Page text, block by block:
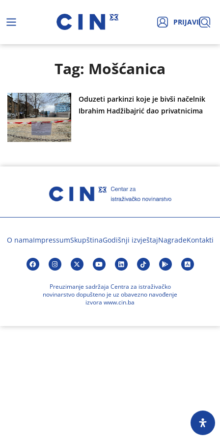
PRIJAVI
Tag: Mošćanica
Oduzeti parkinzi koje je bivši načelnik
Ibrahim Hadžibajrić dao privatnicima
O namaImpressumSkupštinaGodišnji izvještajNagradeKontakti
Preuzimanje sadržaja Centra za istraživačko
novinarstvo dopušteno je uz obavezno navođenje
izvora www.cin.ba